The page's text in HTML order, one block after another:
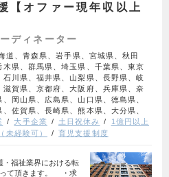
【オファー現年収以上
ディネーター
道、青森県、岩手県、宮城県、秋田
県、群馬県、埼玉県、千葉県、東京
川県、福井県、山梨県、長野県、岐
賀県、京都府、大阪府、兵庫県、奈
岡山県、広島県、山口県、徳島県、
佐賀県、長崎県、熊本県、大分県、
大手企業 土日祝休み
1億円以上
未経験可） 育児支援制度
・福祉業界における転
って頂きます。 ・求